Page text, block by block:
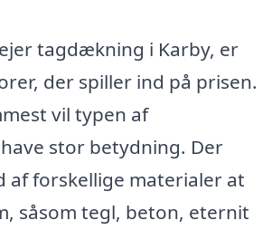
tagdækning i Karby, er
der spiller ind på prisen.
vil typen af
stor betydning. Der
af forskellige materialer at
såsom tegl, beton, eternit